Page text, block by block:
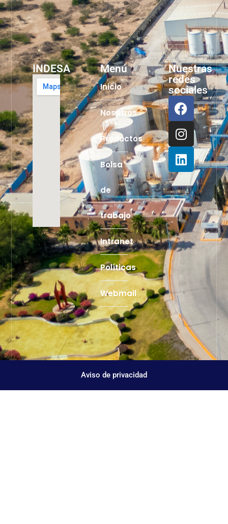
INDESA Menú
Inicio
Nosotros
Productos
Bolsa
de
trabajo
Intranet
Políticas
Webmail
Nuestras
redes
sociales
Aviso de privacidad